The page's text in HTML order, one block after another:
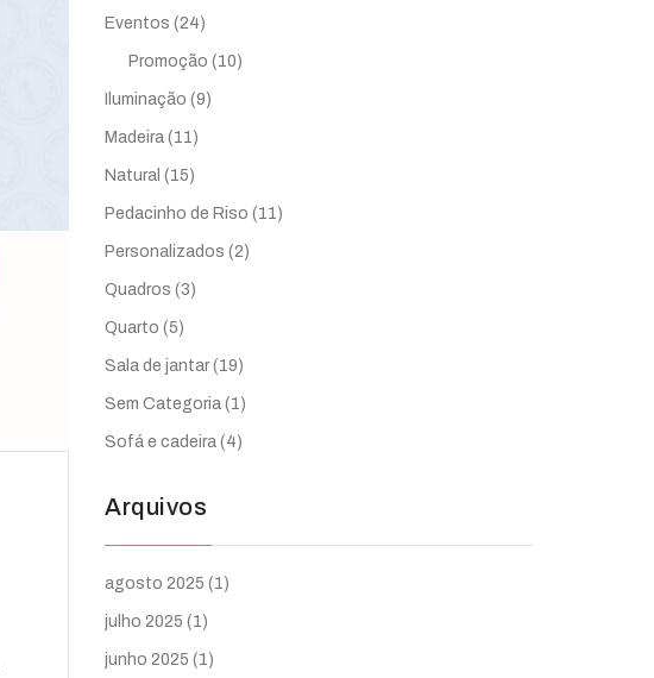
Eventos (24)
Promoção (10)
Iluminação (9)
Madeira (11)
Natural (15)
Pedacinho de Riso (11)
Personalizados (2)
Quadros (3)
Quarto (5)
Sala de jantar(19)
Sem Categoria (1)
Sofá e cadeira (4)
Arquivos
agosto 2025 (1)
julho 2025 (1)
junho 2025 (1)